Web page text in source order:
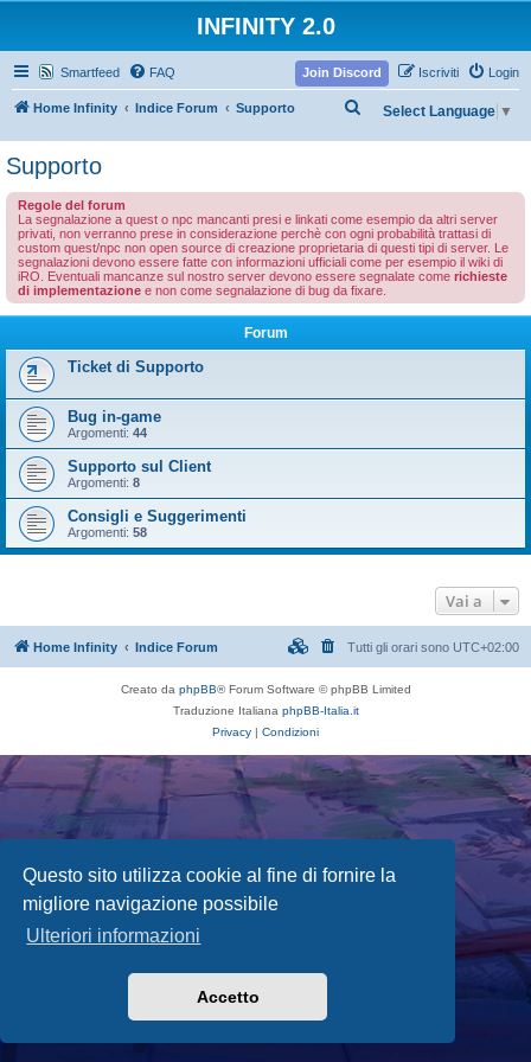
Questo sito utilizza cookie al fine di fornire la
migliore navigazione possibile
Ulteriori informazioni
Accetto
INFINITY 2.0
Smartfeed FAQ Login
Iscriviti
Join Discord
Home Infinity Indice Forum Supporto Select Language ▼
c
a
Supporto
Regole del forum
La segnalazione a quest o npc mancanti presi e linkati come esempio da altri server
privati, non verranno prese in considerazione perchè con ogni probabilità trattasi di
custom quest/npc non open source di creazione proprietaria di questi tipi di server. Le
segnalazioni devono essere fatte con informazioni ufficiali come per esempio il wiki di
iRO. Eventuali mancanze sul nostro server devono essere segnalate come richieste
di implementazione e non come segnalazione di bug da fixare.
Forum
Ticket di Supporto
Bug in-game
Argomenti: 44
Supporto sul Client
Argomenti: 8
Consigli e Suggerimenti
Argomenti: 58
Vai a
Home Infinity Indice Forum Tutti gli orari sono UTC+02:00
Creato da phpBB® Forum Software © phpBB Limited
Traduzione Italiana phpBB-Italia.it
Privacy | Condizioni